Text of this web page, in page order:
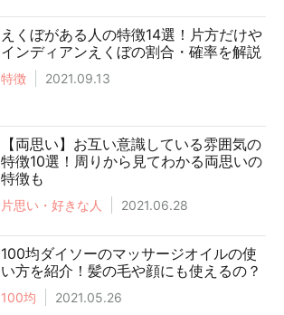
えくぼがある人の特徴14選！片方だけや
インディアンえくぼの割合・確率を解説
特徴 2021.09.13
【両思い】お互い意識している雰囲気の
特徴10選！周りから見てわかる両思いの
特徴も
片思い・好きな人 2021.06.28
100均ダイソーのマッサージオイルの使
い方を紹介！髪の毛や顔にも使えるの？
100均 2021.05.26